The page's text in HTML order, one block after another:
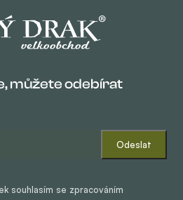
můžete odebírat
souhlasím se zpracováním